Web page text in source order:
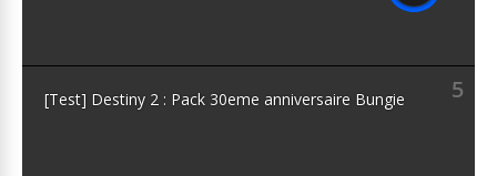
5
[Test] Destiny 2 : Pack 30eme anniversaire Bungie